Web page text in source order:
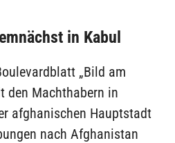
in Kabul
„Bild am
den Machthabern in
afghanischen Hauptstadt
nach Afghanistan